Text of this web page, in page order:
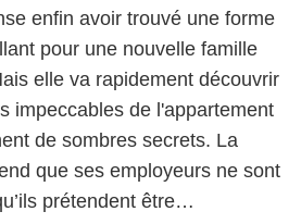
enfin avoir trouvé une forme
pour une nouvelle famille
elle va rapidement découvrir
impeccables de l'appartement
de sombres secrets. La
que ses employeurs ne sont
prétendent être…